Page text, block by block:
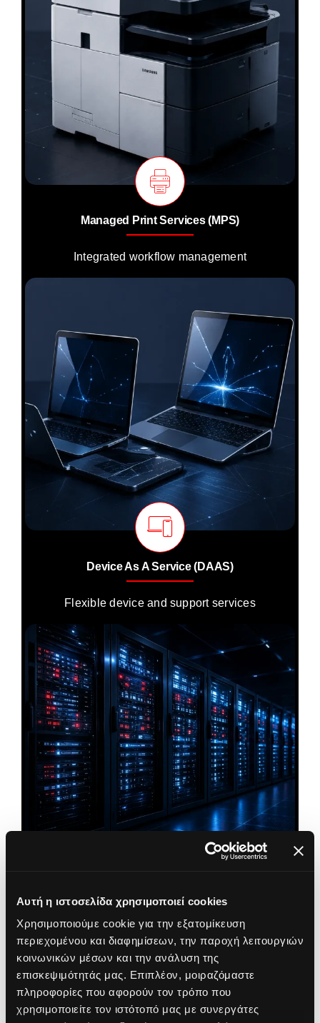
Αυτή η ιστοσελίδα χρησιμοποιεί cookies
Χρησιμοποιούμε cookie για την εξατομίκευση
περιεχομένου και διαφημίσεων, την παροχή λειτουργιών
κοινωνικών μέσων και την ανάλυση της
επισκεψιμότητάς μας. Επιπλέον, μοιραζόμαστε
πληροφορίες που αφορούν τον τρόπο που
χρησιμοποιείτε τον ιστότοπό μας με συνεργάτες
Managed Print Services (MPS)
Integrated workflow management
Device As A Service (DAAS)
Flexible device and support services
Effective infrastructure and network management